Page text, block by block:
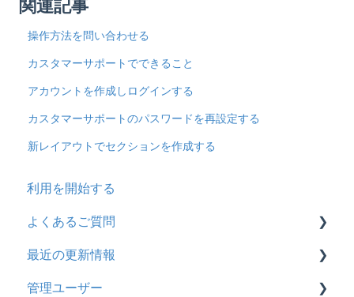
関連記事
操作方法を問い合わせる
カスタマーサポートでできること
アカウントを作成しログインする
カスタマーサポートのパスワードを再設定する
新レイアウトでセクションを作成する
利用を開始する
よくあるご質問
契約
トライアル
最近の更新情報
2026年8月アップデート
管理ユーザー